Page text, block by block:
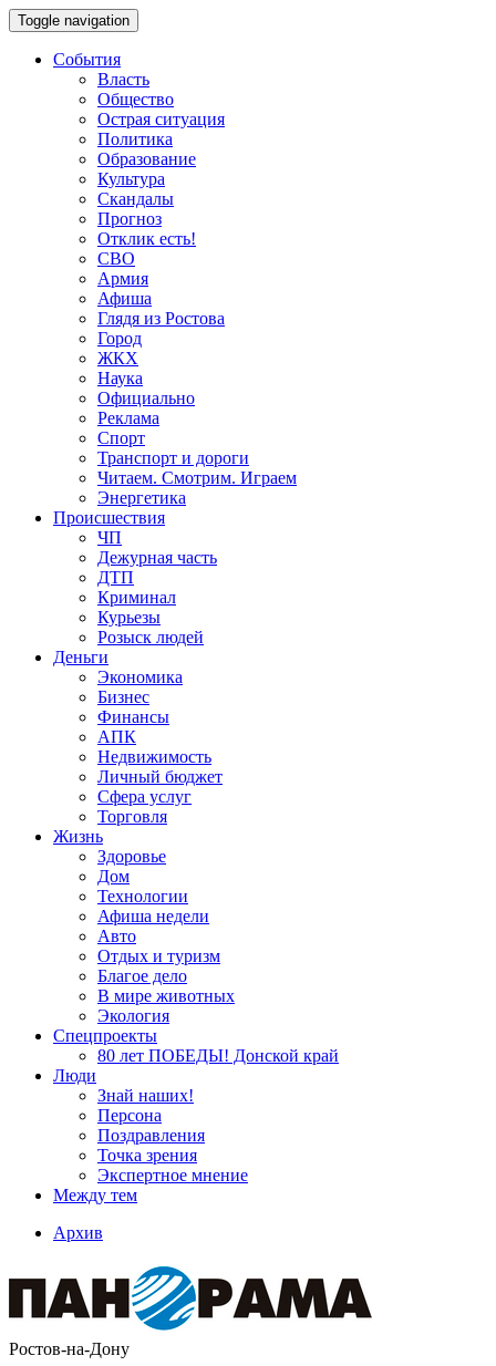
Toggle navigation
События
Власть
Общество
Острая ситуация
Политика
Образование
Культура
Скандалы
Прогноз
Отклик есть!
СВО
Армия
Афиша
Глядя из Ростова
Город
ЖКХ
Наука
Официально
Реклама
Спорт
Транспорт и дороги
Читаем. Смотрим. Играем
Энергетика
Происшествия
ЧП
Дежурная часть
ДТП
Криминал
Курьезы
Розыск людей
Деньги
Экономика
Бизнес
Финансы
АПК
Недвижимость
Личный бюджет
Сфера услуг
Торговля
Жизнь
Здоровье
Дом
Технологии
Афиша недели
Авто
Отдых и туризм
Благое дело
В мире животных
Экология
Спецпроекты
80 лет ПОБЕДЫ! Донской край
Люди
Знай наших!
Персона
Поздравления
Точка зрения
Экспертное мнение
Между тем
Архив
Ростов-на-Дону